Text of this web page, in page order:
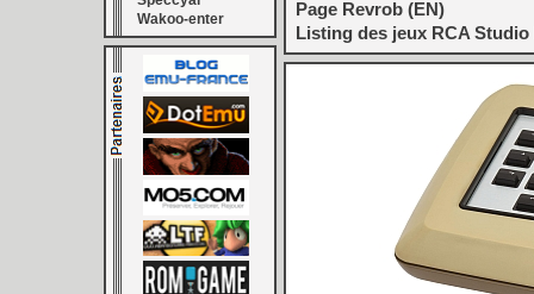
Wakoo-enter
Page Revrob (EN)
Listing des jeux RCA Studio